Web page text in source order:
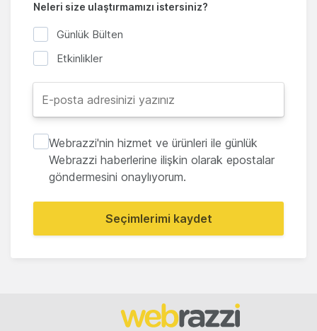
Neleri size ulaştırmamızı istersiniz?
Günlük Bülten
Etkinlikler
Webrazzi'nin hizmet ve ürünleri ile günlük
Webrazzi haberlerine ilişkin olarak epostalar
göndermesini onaylıyorum.
Seçimlerimi kaydet